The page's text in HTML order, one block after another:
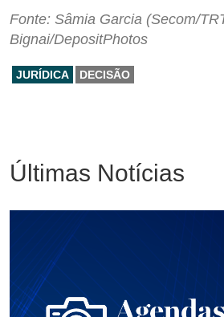
Fonte: Sâmia Garcia (Secom/
Bignai/DepositPhotos
JURÍDICA DECISÃO
Últimas Notícias